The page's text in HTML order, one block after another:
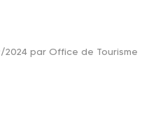
par Office de Tourisme